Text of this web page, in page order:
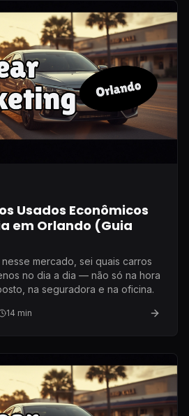
Usados Econômicos
em Orlando (Guia
mercado, sei quais carros
no dia a dia — não só na hora
na seguradora e na oficina.
14 min